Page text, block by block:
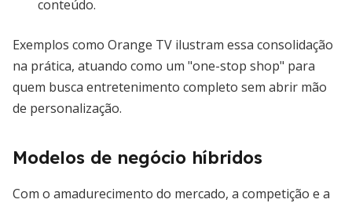
conteúdo.
Exemplos como Orange TV ilustram essa consolidação
na prática, atuando como um "one-stop shop" para
quem busca entretenimento completo sem abrir mão
de personalização.
Modelos de negócio híbridos
Com o amadurecimento do mercado, a competição e a